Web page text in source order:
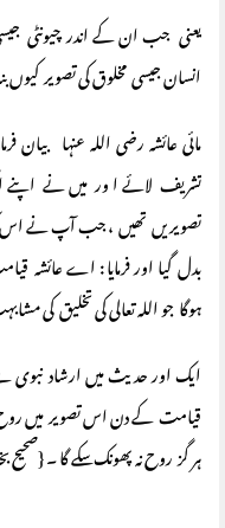
یعنی جب ان کے اندر چیونٹی
انسان جیسی مخلوق کی تصویر کیوں
مائی عائشہ رضی اللہ عنہا
تشریف لائے ا ور میں نے اپنے
تصویریں تھیں ، جب آپ نے اس
بدل گیا اور فرمایا : اے
ہوگا جو اللہ تعالی کی تخلیق کی
ایک اور حدیث میں ارشاد نبوی
قیامت کے دن اس تصویر میں روح
ہر گز روح نہ پھونک سکے گا ۔